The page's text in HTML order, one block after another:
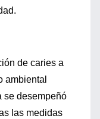
de caries a
ambiental
se desempeñó
las medidas